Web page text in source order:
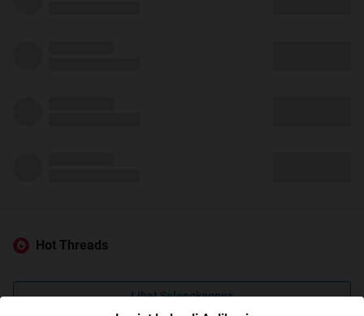
Hot Threads
Lihat Selengkapnya